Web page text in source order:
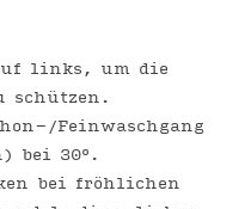
links, um die
schützen.
Feinwaschgang
bei 30°.
bei fröhlichen